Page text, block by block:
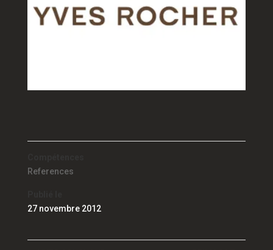
References
27 novembre 2012